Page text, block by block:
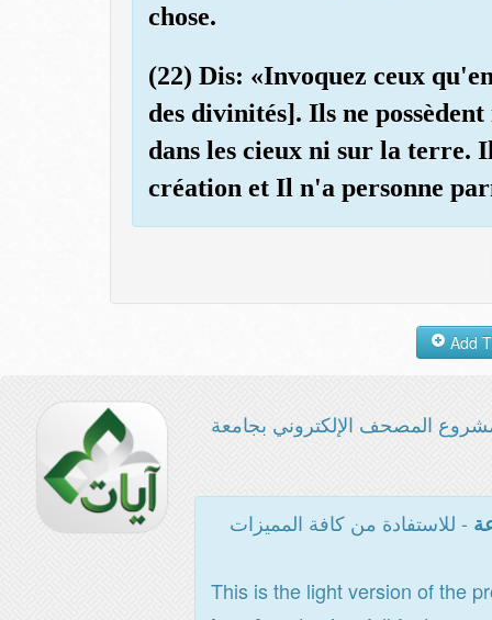
chose.
(22) Dis: «Invoquez ceux
des divinités]. Ils ne
dans les cieux ni sur la terre.
création et Il n'a personne
المصحف الإلكتروني بجامعة
- للاستفادة من كافة المميزات
This is the light version of the